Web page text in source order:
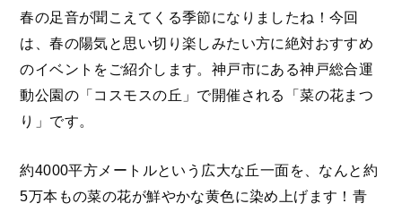
春の足音が聞こえてくる季節になりましたね！今回
は、春の陽気と思い切り楽しみたい方に絶対おすすめ
のイベントをご紹介します。神戸市にある神戸総合運
動公園の「コスモスの丘」で開催される「菜の花まつ
り」です。
約4000平方メートルという広大な丘一面を、なんと約
5万本もの菜の花が鮮やかな黄色に染め上げます！青